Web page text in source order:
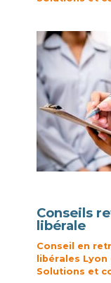
Conseils
libérale
Conseil en
libérales
Solutions et